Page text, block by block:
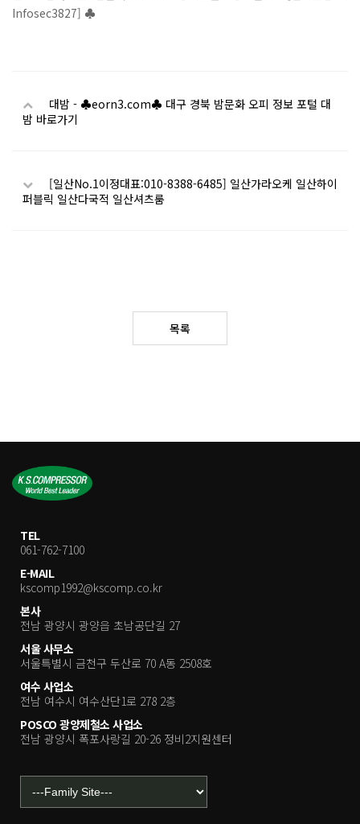
Infosec3827] ♣
대밤 - ♣eorn3.com♣ 대구 경북 밤문화 오피 정보 포털 대
밤 바로가기
[일산No.1이정대표:010-8388-6485] 일산가라오케 일산하이
퍼블릭 일산다국적 일산셔츠룸
목록
TEL
061-762-7100
E-MAIL
kscomp1992@kscomp.co.kr
본사
전남 광양시 광양읍 초남공단길 27
서울 사무소
서울특별시 금천구 두산로 70 A동 2508호
여수 사업소
전남 여수시 여수산단1로 278 2층
POSCO 광양제철소 사업소
전남 광양시 폭포사랑길 20-26 정비2지원센터